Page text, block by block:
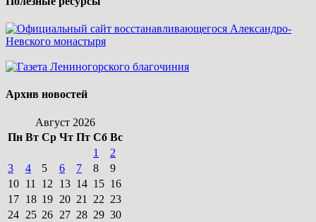
Архив новостей
Август 2026
Пн Вт Ср Чт Пт Сб Вс
1
2
3
4 5 6 7 8
9
10 11 12 13 14 15 16
17 18 19 20 21 22 23
24 25 26 27 28 29 30